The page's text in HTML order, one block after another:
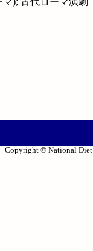
Copyright © National Diet